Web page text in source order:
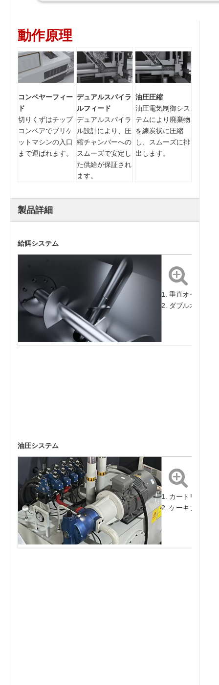
動作原理
コンベヤーフィー
ド
切りくずはチップ
コンベアでブリケ
ットマシンの入口
まで運ばれます。
デュアルスパイラ
ルフィード
デュアルスパイラ
ル設計により、圧
縮チャンバーへの
スムーズで安定し
た供給が保証され
ます。
油圧圧縮
油圧電気制御シス
テムにより廃棄物
を練炭状に圧縮
し、スムーズに排
出します。
製品詳細
給餌システム
1. 垂直オーガは強
2. ダブルオーガ連
油圧システム
1. カートリッジバ
2. ケーキプレスの